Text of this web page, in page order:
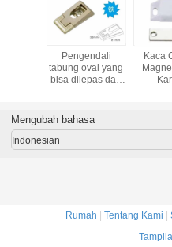
BSN
Pengendali
tabung oval yang
bisa dilepas dari
Kaca
Mengubah bahasa
Indonesian
Rumah | Tentang Kami |